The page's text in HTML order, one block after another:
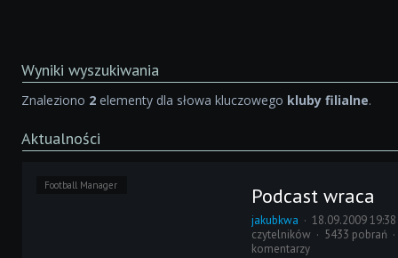
Wyniki wyszukiwania
Znaleziono 2 elementy dla słowa kluczowego kluby filialne.
Aktualności
Football Manager Podcast wraca
jakubkwa
18.09.2009 19:38
czytelników
5433 pobrań
komentarzy